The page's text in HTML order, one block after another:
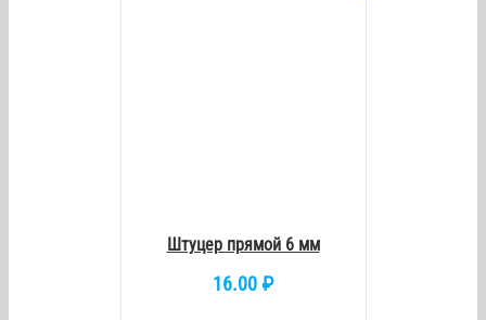
Штуцер прямой 6 мм
16.00 ₽